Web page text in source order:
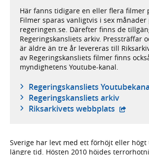
Här fanns tidigare en eller flera filmer
Filmer sparas vanligtvis i sex månader
regeringen.se. Därefter finns de
Regeringskansliets arkiv. Pressträffar
är äldre än tre år levereras till
av Regeringskansliets filmer finns
myndighetens Youtube-kanal.
Regeringskansliets
Regeringskansliets arkiv
Riksarkivets webbplats - extern
Sverige har levt med ett förhöjt eller
längre tid. Hösten 2010 höjdes